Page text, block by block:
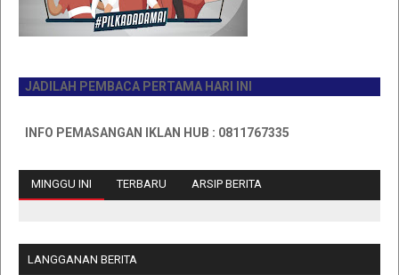
PEMBACA PERTAMA HARI INI
PEMASANGAN IKLAN HUB : 0811767335
MINGGU INI TERBARU ARSIP BERITA
LANGGANAN BERITA